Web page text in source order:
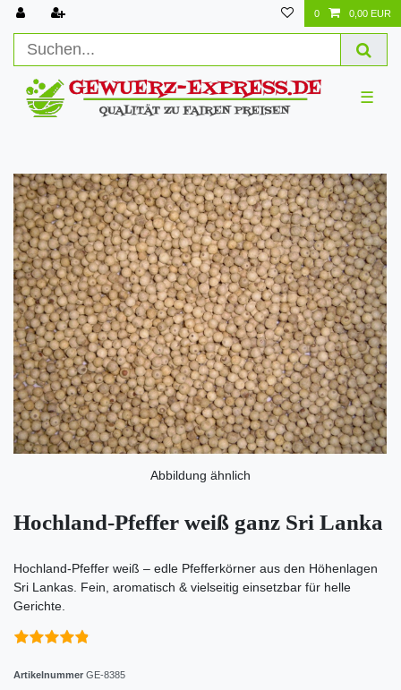
0 0,00 EUR
☰
Abbildung ähnlich
Hochland-Pfeffer weiß ganz Sri Lanka
Hochland-Pfeffer weiß – edle Pfefferkörner aus den Höhenlagen
Sri Lankas. Fein, aromatisch & vielseitig einsetzbar für helle
Gerichte.
Artikelnummer GE-8385